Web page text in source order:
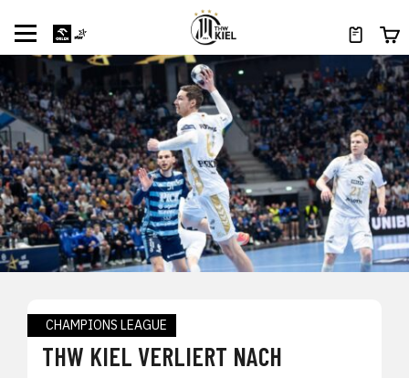
CHAMPIONS LEAGUE
THW KIEL VERLIERT NACH